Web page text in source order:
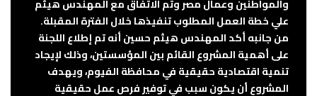
والمواطنين وعمال مصر وتم الاتفاق مع المهندس هيثم
علي خطة العمل المطلوب تنفيذها خلال الفترة المقبلة.
من جانبه أكد المهندس هيثم حسين أنه تم إطلاع اللجنة
على أهمية المشروع القائم بين المؤسستين، وذلك لإيجاد
تنمية اقتصادية حقيقية في محافظة الفيوم، ويهدف
المشروع أن يكون سبب في توفير فرص عمل حقيقية